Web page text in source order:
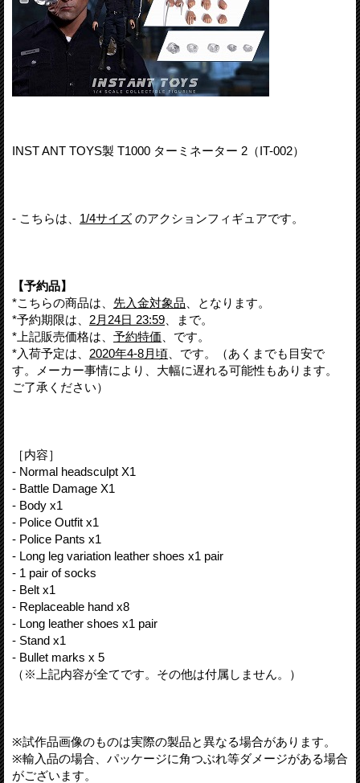
INST ANT TOYS製 T1000 ターミネーター 2（IT-002）
- こちらは、 1/4サイズ のアクションフィギュアです。
【予約品】
*こちらの商品は、 先入金対象品 、となります。
*予約期限は、 2月24日 23:59 、まで。
*上記販売価格は、 予約特価 、です。
*入荷予定は、 2020年4-8月頃 、です。（あくまでも目安で
す。メーカー事情により、大幅に遅れる可能性もあります。
ご了承ください）
［内容］
- Normal headsculpt X1
- Battle Damage X1
- Body x1
- Police Outfit x1
- Police Pants x1
- Long leg variation leather shoes x1 pair
- 1 pair of socks
- Belt x1
- Replaceable hand x8
- Long leather shoes x1 pair
- Stand x1
- Bullet marks x 5
（※上記内容が全てです。その他は付属しません。）
※試作品画像のものは実際の製品と異なる場合があります。
※輸入品の場合、パッケージに角つぶれ等ダメージがある場合
がございます。